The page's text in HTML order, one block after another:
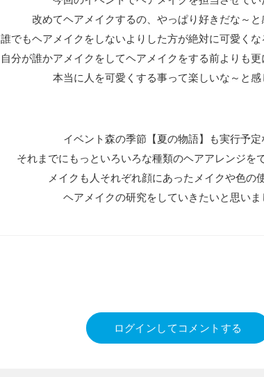
改めてヘアメイクするの、やっぱり好きだな～
誰でもヘアメイクをしないよりした方が絶対に可愛く
自分が誰かアメイクをしてヘアメイクをする前よりも
本当に人を可愛くする事って楽しいな～と
イベント森の季節【夏の物語】も実行予
それまでにもっといろいろな種類のヘアアレンジを
メイクも人それぞれ顔にあったメイクや色の
ヘアメイクの研究をしていきたいと思いま
ログインしてコメントする